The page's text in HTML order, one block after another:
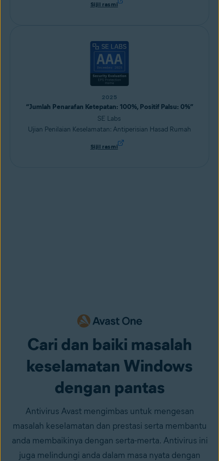
Sijil rasmi
2025
“Jumlah Penarafan Ketepatan: 100%, Positif Palsu: 0%”
SE Labs
Ujian Penilaian Keselamatan: Antiperisian Hasad Rumah
Sijil rasmi
Cari dan baiki masalah
keselamatan Windows
dengan pantas
Antivirus Avast mengimbas untuk mengesan
masalah keselamatan dan prestasi serta membantu
anda membaikinya dengan serta-merta. Antivirus ini
juga melindungi anda dalam masa nyata dengan